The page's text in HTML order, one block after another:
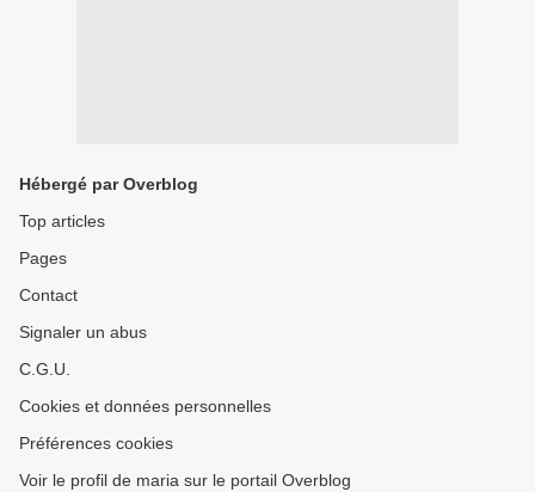
Hébergé par Overblog
Top articles
Pages
Contact
Signaler un abus
C.G.U.
Cookies et données personnelles
Préférences cookies
Voir le profil de maria sur le portail Overblog